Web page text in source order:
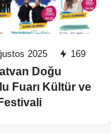
2025 169
Doğu
Fuarı Kültür ve